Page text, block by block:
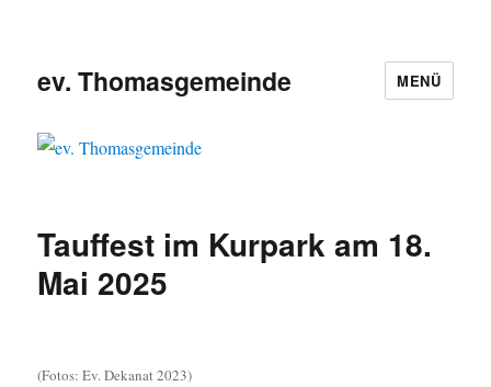
ev. Thomasgemeinde MENÜ
Tauffest im Kurpark am 18.
Mai 2025
(Fotos: Ev. Dekanat 2023)